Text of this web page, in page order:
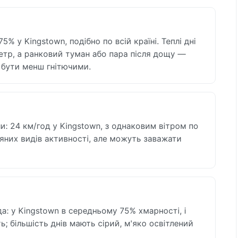
у Kingstown, подібно по всій країні. Теплі дні
а ранковий туман або пара після дощу —
бути менш гнітючими.
24 км/год у Kingstown, з однаковим вітром по
видів активності, але можуть заважати
у Kingstown в середньому 75% хмарності, і
більшість днів мають сірий, м'яко освітлений